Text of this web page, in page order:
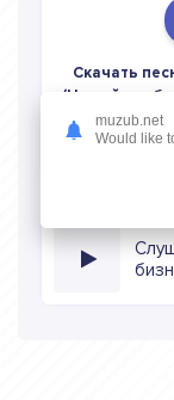
Скачать
(Новый
кбитс)muzub.net
Would like